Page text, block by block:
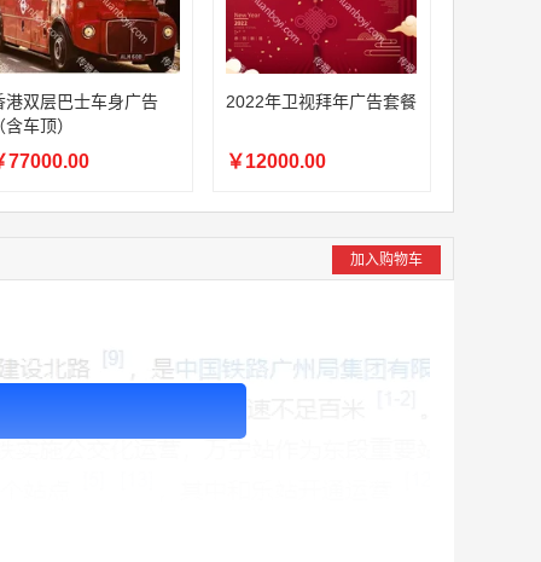
港双层巴士车身广告
含车顶）
77000.00
2022年卫视拜年广告套餐
￥12000.00
加入购物车